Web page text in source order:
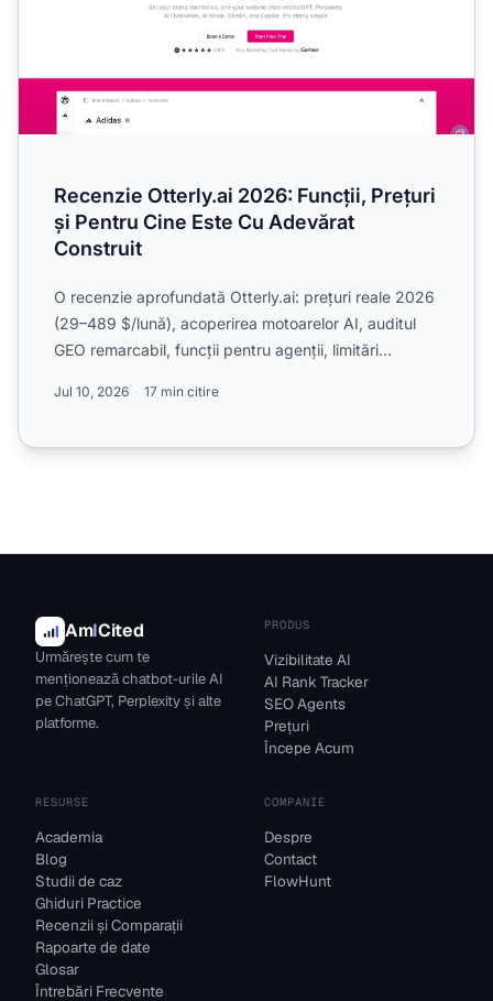
Recenzie Otterly.ai 2026: Funcții, Prețuri
și Pentru Cine Este Cu Adevărat
Construit
O recenzie aprofundată Otterly.ai: prețuri reale 2026
(29–489 $/lună), acoperirea motoarelor AI, auditul
GEO remarcabil, funcții pentru agenții, limitări
Jul 10, 2026 17 min citire
AmICited
Urmărește cum te
menționează chatbot-urile AI
pe ChatGPT, Perplexity și alte
platforme.
PRODUS
Vizibilitate AI
AI Rank Tracker
SEO Agents
Prețuri
Începe Acum
RESURSE
Academia
Blog
Studii de caz
Ghiduri Practice
Recenzii și Comparații
Rapoarte de date
Glosar
Întrebări Frecvente
COMPANIE
Despre
Contact
FlowHunt